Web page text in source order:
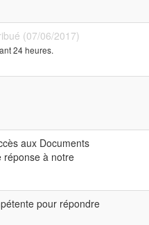
(07/06/2017)
24 heures.
aux Documents
réponse à notre
pour répondre